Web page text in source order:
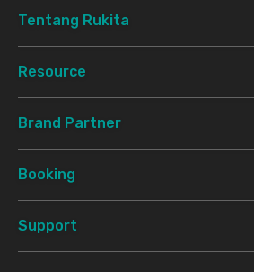
Tentang Rukita
Resource
Brand Partner
Booking
Support